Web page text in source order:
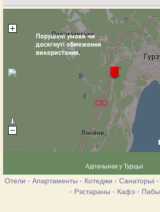
Адпачынак у Турцыі
Отели · Апартаменты · Котеджи · Санаторыі ·
· Рэстараны · Кафэ· Пабы